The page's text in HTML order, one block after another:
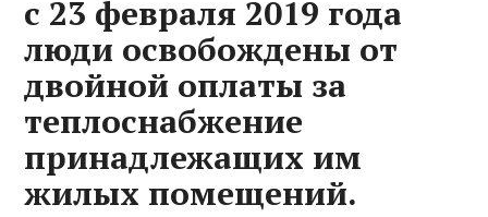
с 23 февраля 2019 года
люди освобождены от
двойной оплаты за
теплоснабжение
принадлежащих им
жилых помещений.